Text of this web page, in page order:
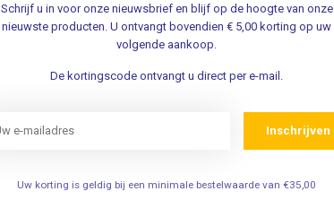
Schrijf u in voor onze nieuwsbrief en blijf op de hoogte van onze
nieuwste producten. U ontvangt bovendien € 5,00 korting op uw
volgende aankoop.
De kortingscode ontvangt u direct per e-mail.
Inschrijven
Uw korting is geldig bij een minimale bestelwaarde van €35,00